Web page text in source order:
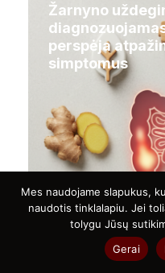
Žarnyno
perspėja
simptomus
Mes naudojame slapukus,
naudotis tinklalapiu. Jei
tolygu Jūsų
Gerai